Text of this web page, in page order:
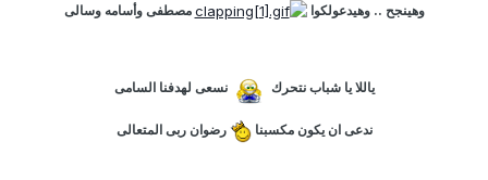
وهينجح .. وهيدعولكوا مصطفى وأسامه وسالى
ياللا يا شباب نتحرك نسعى لهدفنا السامى
ندعى ان يكون مكسبنا رضوان ربى المتعالى